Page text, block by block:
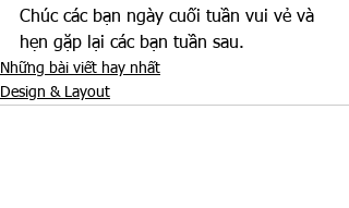
Chúc các bạn ngày cuối tuần vui vẻ và
hẹn gặp lại các bạn tuần sau.
Những bài viết hay nhất
Design & Layout